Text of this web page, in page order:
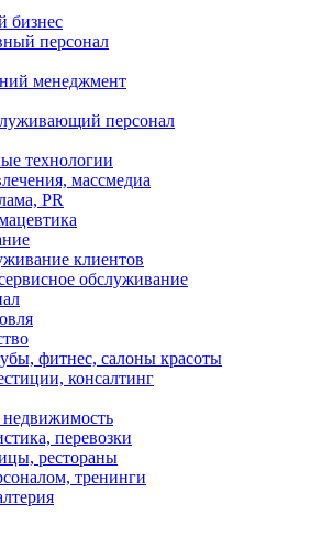
бизнес
персонал
менеджмент
персонал
технологии
массмедиа
PR
клиентов
обслуживание
фитнес, салоны красоты
консалтинг
недвижимость
перевозки
рестораны
тренинги